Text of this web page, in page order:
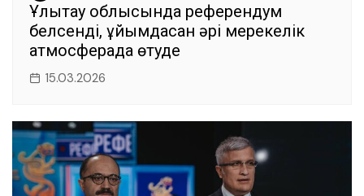
Ұлытау облысында референдум
белсенді, ұйымдасқан әрі мерекелік
атмосферада өтуде
15.03.2026